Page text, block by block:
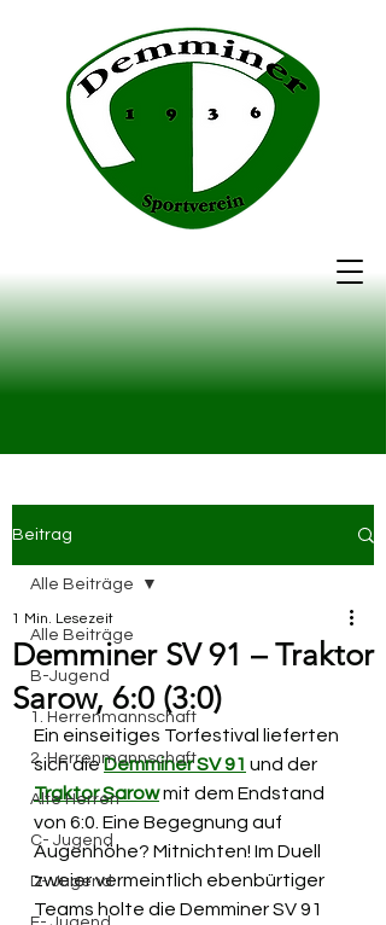
Beitrag
Alle Beiträge
B-Jugend
1. Herrenmannschaft
2. Herrenmannschaft
Alte Herren
C- Jugend
D- Jugend
Alle Beiträge
Demminer SV 91 – Traktor
Sarow, 6:0 (3:0)
1 Min. Lesezeit
Ein einseitiges Torfestival lieferten
sich die Demminer SV 91 und der
Traktor Sarow mit dem Endstand
von 6:0. Eine Begegnung auf
Augenhöhe? Mitnichten! Im Duell
zweier vermeintlich ebenbürtiger
Teams holte die Demminer SV 91